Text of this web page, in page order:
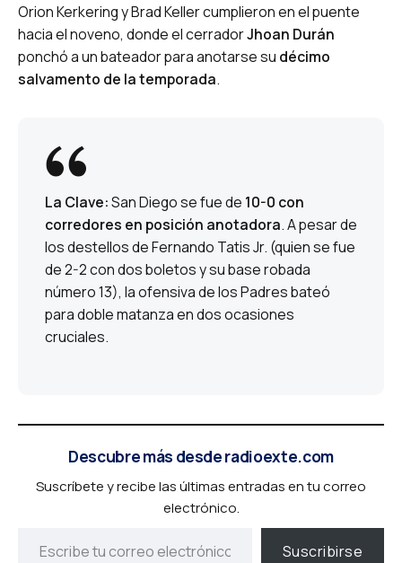
Orion Kerkering y Brad Keller cumplieron en el puente
hacia el noveno, donde el cerradorJhoan Durán
ponchó a un bateador para anotarse su décimo
salvamento de la temporada.
La Clave:San Diego se fue de 10-0 con
corredores en posición anotadora. A pesar de
los destellos de Fernando Tatis Jr. (quien se fue
de 2-2 con dos boletos y su base robada
número 13), la ofensiva de los Padres bateó
para doble matanza en dos ocasiones
cruciales.
Descubre más desde radioexte.com
Suscríbete y recibe las últimas entradas en tu correo
electrónico.
Suscribirse